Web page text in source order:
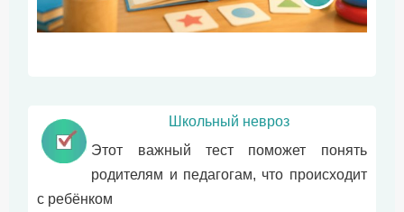
Школьный невроз
Этот важный тест поможет понять
родителям и педагогам, что происходит
с ребёнком